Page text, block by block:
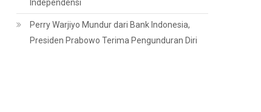
Independensi
Perry Warjiyo Mundur dari Bank Indonesia,
Presiden Prabowo Terima Pengunduran Diri